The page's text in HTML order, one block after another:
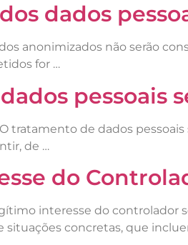
dados
anonimizados não serão
for …
pessoais
tratamento de dados
de …
do
interesse do
situações concretas, que